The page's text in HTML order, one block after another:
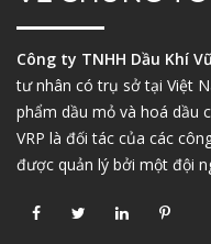
Công ty TNHH Dầu Khí
tư nhân có trụ sở tại Việt
phẩm dầu mỏ và hoá dầu
VRP là đối tác của các
được quản lý bởi một đội